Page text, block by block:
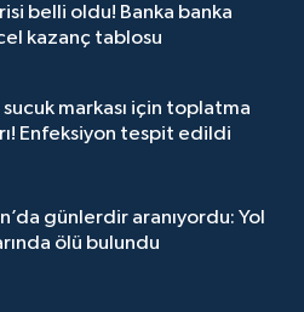
belli oldu! Banka banka
kazanç tablosu
sucuk markası için toplatma
Enfeksiyon tespit edildi
günlerdir aranıyordu: Yol
ölü bulundu